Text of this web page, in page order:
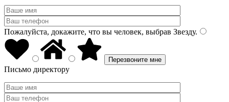
Пожалуйста, докажите, что вы человек, выбрав Звезду.
Письмо директору